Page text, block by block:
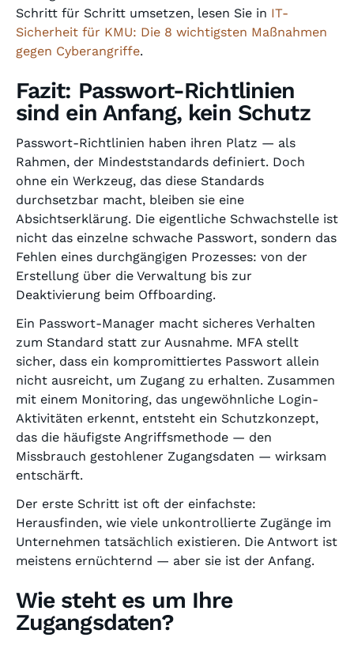
Schritt für Schritt umsetzen, lesen Sie in IT-
Sicherheit für KMU: Die 8 wichtigsten Maßnahmen
gegen Cyberangriffe.
Fazit: Passwort-Richtlinien
sind ein Anfang, kein Schutz
Passwort-Richtlinien haben ihren Platz — als
Rahmen, der Mindeststandards definiert. Doch
ohne ein Werkzeug, das diese Standards
durchsetzbar macht, bleiben sie eine
Absichtserklärung. Die eigentliche Schwachstelle ist
nicht das einzelne schwache Passwort, sondern das
Fehlen eines durchgängigen Prozesses: von der
Erstellung über die Verwaltung bis zur
Deaktivierung beim Offboarding.
Ein Passwort-Manager macht sicheres Verhalten
zum Standard statt zur Ausnahme. MFA stellt
sicher, dass ein kompromittiertes Passwort allein
nicht ausreicht, um Zugang zu erhalten. Zusammen
mit einem Monitoring, das ungewöhnliche Login-
Aktivitäten erkennt, entsteht ein Schutzkonzept,
das die häufigste Angriffsmethode — den
Missbrauch gestohlener Zugangsdaten — wirksam
entschärft.
Der erste Schritt ist oft der einfachste:
Herausfinden, wie viele unkontrollierte Zugänge im
Unternehmen tatsächlich existieren. Die Antwort ist
meistens ernüchternd — aber sie ist der Anfang.
Wie steht es um Ihre
Zugangsdaten?